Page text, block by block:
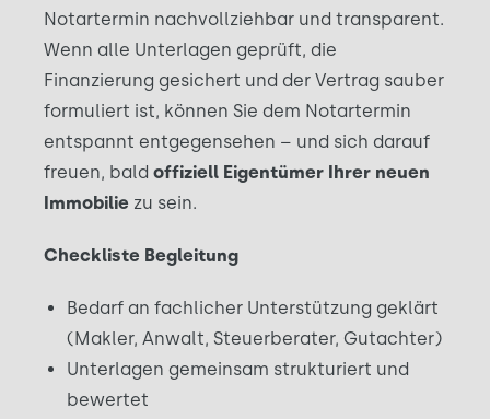
Notartermin nachvollziehbar und transparent.
Wenn alle Unterlagen geprüft, die
Finanzierung gesichert und der Vertrag sauber
formuliert ist, können Sie dem Notartermin
entspannt entgegensehen – und sich darauf
freuen, bald offiziell Eigentümer Ihrer neuen
Immobilie zu sein.
Checkliste Begleitung
Bedarf an fachlicher Unterstützung geklärt
(Makler, Anwalt, Steuerberater, Gutachter)
Unterlagen gemeinsam strukturiert und
bewertet